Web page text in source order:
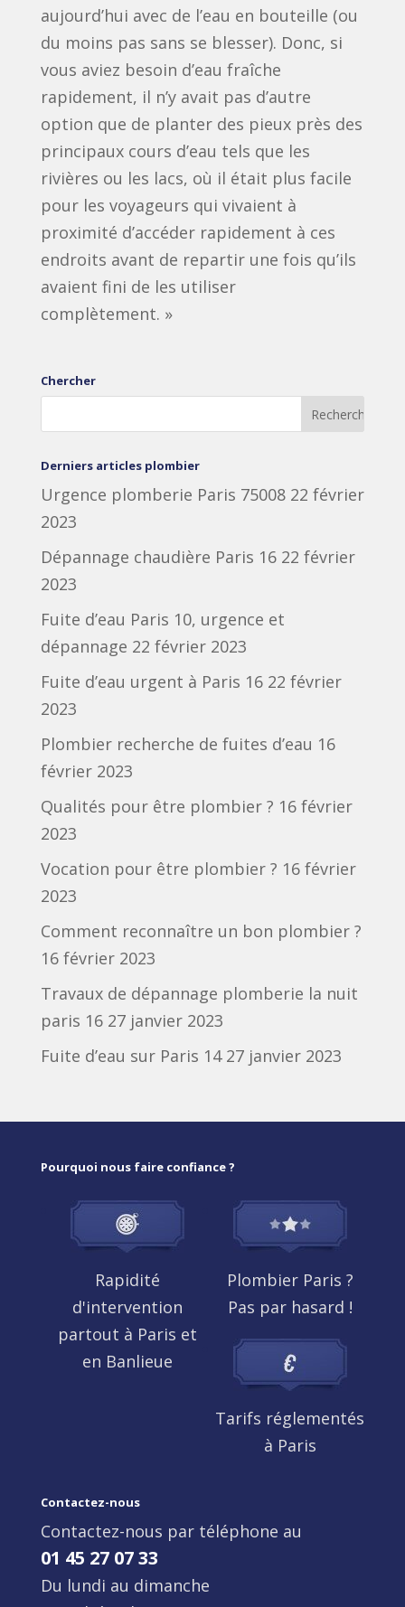
aujourd’hui avec de l’eau en bouteille (ou
du moins pas sans se blesser). Donc, si
vous aviez besoin d’eau fraîche
rapidement, il n’y avait pas d’autre
option que de planter des pieux près des
principaux cours d’eau tels que les
rivières ou les lacs, où il était plus facile
pour les voyageurs qui vivaient à
proximité d’accéder rapidement à ces
endroits avant de repartir une fois qu’ils
avaient fini de les utiliser
complètement. »
Chercher
Derniers articles plombier
Urgence plomberie Paris 75008 22 février
2023
Dépannage chaudière Paris 16 22 février
2023
Fuite d’eau Paris 10, urgence et
dépannage 22 février 2023
Fuite d’eau urgent à Paris 16 22 février
2023
Plombier recherche de fuites d’eau 16
février 2023
Qualités pour être plombier ? 16 février
2023
Vocation pour être plombier ? 16 février
2023
Comment reconnaître un bon plombier ?
16 février 2023
Travaux de dépannage plomberie la nuit
paris 16 27 janvier 2023
Fuite d’eau sur Paris 14 27 janvier 2023
Pourquoi nous faire confiance ?
Rapidité
d'intervention
partout à Paris et
en Banlieue
Plombier Paris ?
Pas par hasard !
Tarifs réglementés
à Paris
Contactez-nous
Contactez-nous par téléphone au
01 45 27 07 33
Du lundi au dimanche